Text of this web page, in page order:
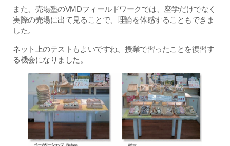
また、売場塾のVMDフィールドワークでは、座学だけでなく
実際の売場に出て見ることで、理論を体感することもできま
した。
ネット上のテストもよいですね。授業で習ったことを復習す
る機会になりました。